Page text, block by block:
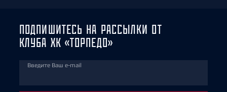
ПОДПИШИТЕСЬ НА РАССЫЛКИ ОТ
КЛУБА ХК «ТОРПЕДО»
Введите Ваш e-mail